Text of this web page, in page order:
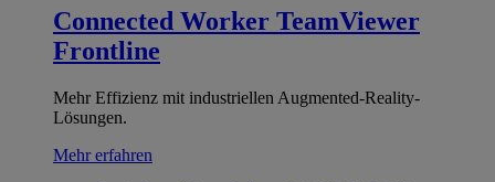
Connected Worker TeamViewer
Frontline
Mehr Effizienz mit industriellen Augmented-Reality-
Lösungen.
Mehr erfahren